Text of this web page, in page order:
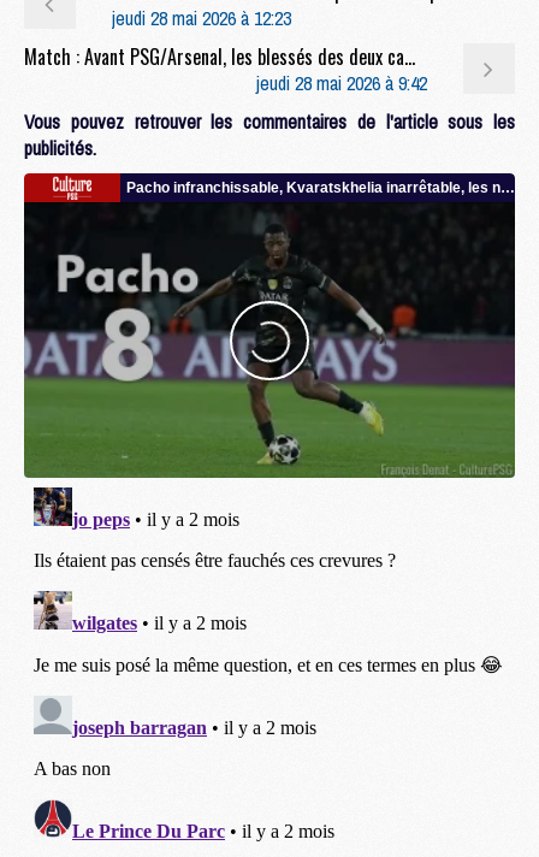
jeudi 28 mai 2026 à 12:23
Match : Avant PSG/Arsenal, les blessés des deux camps vont mieux
jeudi 28 mai 2026 à 9:42
Vous pouvez retrouver les commentaires de l'article sous les
publicités.